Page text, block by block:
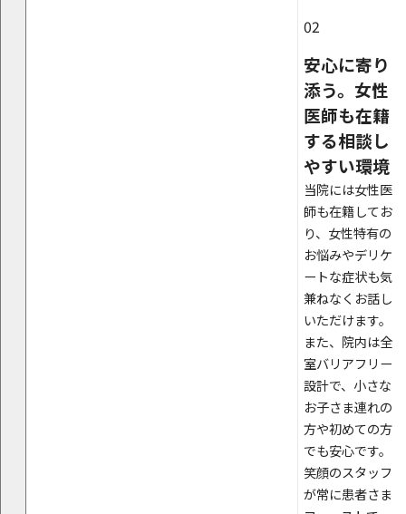
02
安心に寄り
添う。女性
医師も在籍
する相談し
やすい環境
当院には女性医
師も在籍してお
り、女性特有の
お悩みやデリケ
ートな症状も気
兼ねなくお話し
いただけます。
また、院内は全
室バリアフリー
設計で、小さな
お子さま連れの
方や初めての方
でも安心です。
笑顔のスタッフ
が常に患者さま